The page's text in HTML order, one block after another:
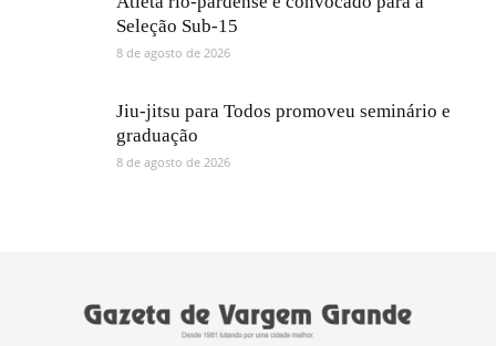
Seleção Sub-15
8 de agosto de 2026
Jiu-jitsu para Todos promoveu seminário e
graduação
8 de agosto de 2026